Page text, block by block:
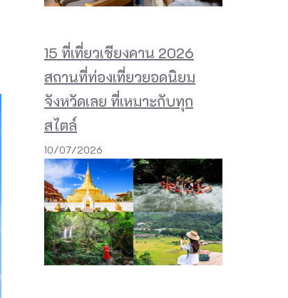
15 ที่เที่ยวเชียงคาน 2026
สถานที่ท่องเที่ยวยอดนิยม
จังหวัดเลย ที่เหมาะกับทุก
สไตล์
10/07/2026